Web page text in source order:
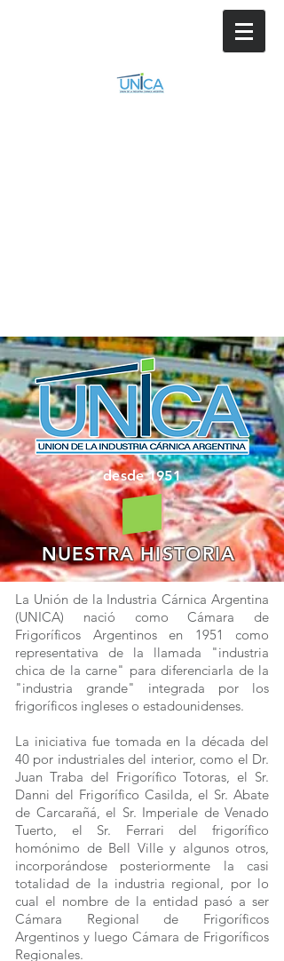
desde 1951
NUESTRA HISTORIA
La Unión de la Industria Cárnica Argentina
(UNICA) nació como Cámara de
Frigoríficos Argentinos en 1951 como
representativa de la llamada "industria
chica de la carne" para diferenciarla de la
"industria grande" integrada por los
frigoríficos ingleses o estadounidenses.
La iniciativa fue tomada en la década del
40 por industriales del interior, como el Dr.
Juan Traba del Frigorífico Totoras, el Sr.
Danni del Frigorífico Casilda, el Sr. Abate
de Carcarañá, el Sr. Imperiale de Venado
Tuerto, el Sr. Ferrari del frigorífico
homónimo de Bell Ville y algunos otros,
incorporándose posteriormente la casi
totalidad de la industria regional, por lo
cual el nombre de la entidad pasó a ser
Cámara Regional de Frigoríficos
Argentinos y luego Cámara de Frigoríficos
Regionales.